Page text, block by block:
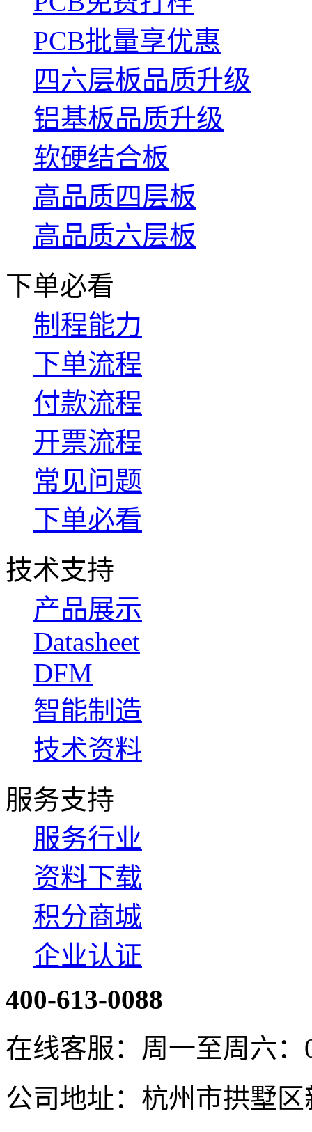
PCB批量享优惠
四六层板品质升级
铝基板品质升级
软硬结合板
高品质四层板
高品质六层板
下单必看
制程能力
下单流程
付款流程
开票流程
常见问题
下单必看
技术支持
产品展示
Datasheet
DFM
智能制造
技术资料
服务支持
服务行业
资料下载
积分商城
企业认证
400-613-0088
在线客服：周一至周六：
公司地址：杭州市拱墅